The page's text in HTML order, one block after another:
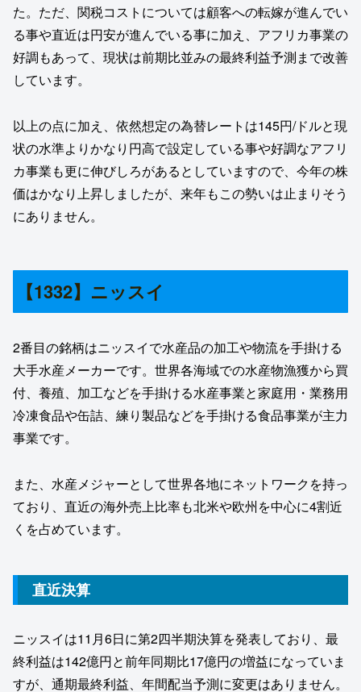
た。ただ、関税コストについては顧客への転嫁が進んでい
る事や直近は円安が進んでいる事に加え、アフリカ事業の
好調もあって、現状は前期比並みの最終利益予測まで改善
しています。
以上の点に加え、依然想定の為替レートは145円/ドルと現
状の水準よりかなり円高で設定している事や好調なアフリ
カ事業も更に伸びしろがあるとしていますので、今年の株
価はかなり上昇しましたが、来年もこの勢いは止まりそう
にありません。
【1332】ニッスイ
2番目の銘柄はニッスイで水産品の加工や物流を手掛ける
大手水産メーカーです。世界各海域での水産物漁獲から買
付、養殖、加工などを手掛ける水産事業と家庭用・業務用
冷凍食品や缶詰、練り製品などを手掛ける食品事業が主力
事業です。
また、水産メジャーとして世界各地にネットワークを持っ
ており、直近の海外売上比率も北米や欧州を中心に4割近
くを占めています。
直近決算
ニッスイは11月6日に第2四半期決算を発表しており、最
終利益は142億円と前年同期比17億円の増益になっていま
すが、通期最終利益、年間配当予測に変更はありません。